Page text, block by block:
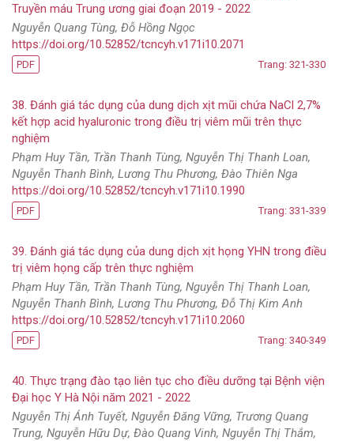
Truyền máu Trung ương giai đoạn 2019 - 2022
Nguyễn Quang Tùng, Đỗ Hồng Ngọc
https://doi.org/10.52852/tcncyh.v171i10.2071
PDF Trang: 321-330
38. Đánh giá tác dụng của dung dịch xịt mũi chứa NaCl 2,7%
kết hợp acid hyaluronic trong điều trị viêm mũi trên thực
nghiệm
Phạm Huy Tần, Trần Thanh Tùng, Nguyễn Thị Thanh Loan,
Nguyễn Thanh Bình, Lương Thu Phương, Đào Thiên Nga
https://doi.org/10.52852/tcncyh.v171i10.1990
PDF Trang: 331-339
39. Đánh giá tác dụng của dung dịch xịt họng YHN trong điều
trị viêm họng cấp trên thực nghiệm
Phạm Huy Tần, Trần Thanh Tùng, Nguyễn Thị Thanh Loan,
Nguyễn Thanh Bình, Lương Thu Phương, Đỗ Thị Kim Anh
https://doi.org/10.52852/tcncyh.v171i10.2060
PDF Trang: 340-349
40. Thực trạng đào tạo liên tục cho điều dưỡng tại Bệnh viện
Đại học Y Hà Nội năm 2021 - 2022
Nguyễn Thị Ánh Tuyết, Nguyễn Đăng Vững, Trương Quang
Trung, Nguyễn Hữu Dự, Đào Quang Vinh, Nguyễn Thị Thắm,